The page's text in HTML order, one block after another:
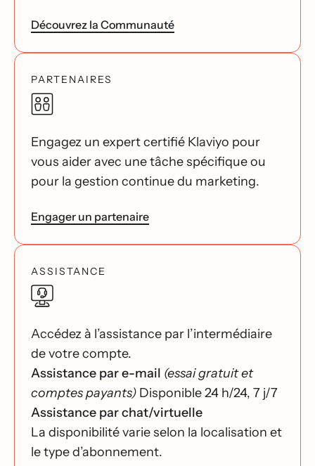
Découvrez la Communauté
PARTENAIRES
Engagez un expert certifié Klaviyo pour
vous aider avec une tâche spécifique ou
pour la gestion continue du marketing.
Engager un partenaire
ASSISTANCE
Accédez à l’assistance par l’intermédiaire
de votre compte.
Assistance par e-mail (essai gratuit et
comptes payants) Disponible 24 h/24, 7 j/7
Assistance par chat/virtuelle
La disponibilité varie selon la localisation et
le type d’abonnement.